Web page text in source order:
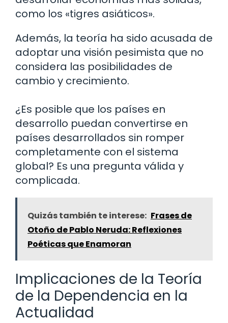
como los «tigres asiáticos».
Además, la teoría ha sido acusada de
adoptar una visión pesimista que no
considera las posibilidades de
cambio y crecimiento.
¿Es posible que los países en
desarrollo puedan convertirse en
países desarrollados sin romper
completamente con el sistema
global? Es una pregunta válida y
complicada.
Quizás también te interese: Frases de
Otoño de Pablo Neruda: Reflexiones
Poéticas que Enamoran
Implicaciones de la Teoría
de la Dependencia en la
Actualidad